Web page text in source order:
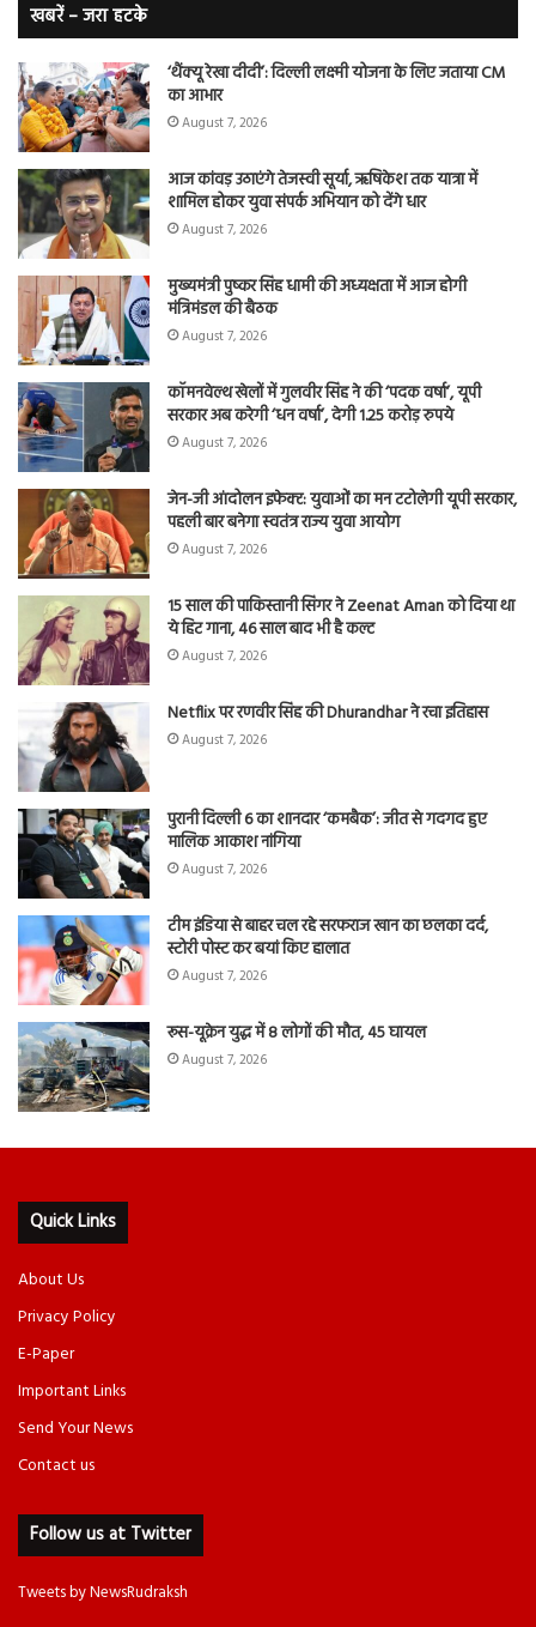
खबरें – जरा हटके
‘थैंक्यू रेखा दीदी’: दिल्ली लक्ष्मी योजना के लिए जताया CM
का आभार
August 7, 2026
आज कांवड़ उठाएंगे तेजस्वी सूर्या, ऋषिकेश तक यात्रा में
शामिल होकर युवा संपर्क अभियान को देंगे धार
August 7, 2026
मुख्यमंत्री पुष्कर सिंह धामी की अध्यक्षता में आज होगी
मंत्रिमंडल की बैठक
August 7, 2026
कॉमनवेल्थ खेलों में गुलवीर सिंह ने की ‘पदक वर्षा’, यूपी
सरकार अब करेगी ‘धन वर्षा’, देगी 1.25 करोड़ रुपये
August 7, 2026
जेन-जी आंदोलन इफेक्ट: युवाओं का मन टटोलेगी यूपी सरकार,
पहली बार बनेगा स्वतंत्र राज्य युवा आयोग
August 7, 2026
15 साल की पाकिस्तानी सिंगर ने Zeenat Aman को दिया था
ये हिट गाना, 46 साल बाद भी है कल्ट
August 7, 2026
Netflix पर रणवीर सिंह की Dhurandhar ने रचा इतिहास
August 7, 2026
पुरानी दिल्ली 6 का शानदार ‘कमबैक’: जीत से गदगद हुए
मालिक आकाश नांगिया
August 7, 2026
टीम इंडिया से बाहर चल रहे सरफराज खान का छलका दर्द,
स्टोरी पोस्ट कर बयां किए हालात
August 7, 2026
रूस-यूक्रेन युद्ध में 8 लोगों की मौत, 45 घायल
August 7, 2026
Quick Links
About Us
Privacy Policy
E-Paper
Important Links
Send Your News
Contact us
Follow us at Twitter
Tweets by NewsRudraksh